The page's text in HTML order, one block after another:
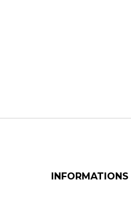
INFORMATIONS